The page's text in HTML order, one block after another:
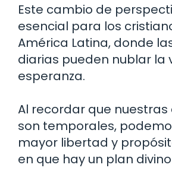
Este cambio de
esencial para los
América Latina, donde
diarias pueden nublar la
esperanza.
Al recordar que
son temporales,
mayor libertad y
en que hay un plan